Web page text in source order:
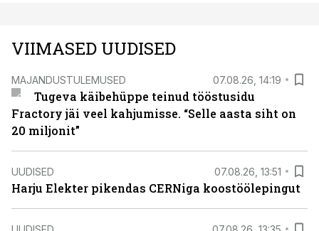
VIIMASED UUDISED
MAJANDUSTULEMUSED 07.08.26, 14:19
Tugeva käibehüppe teinud tööstusidu
Fractory jäi veel kahjumisse. “Selle aasta siht on
20 miljonit”
UUDISED 07.08.26, 13:51
Harju Elekter pikendas CERNiga koostöölepingut